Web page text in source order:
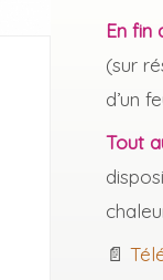
En fin
(sur
d’un
Tout
📄